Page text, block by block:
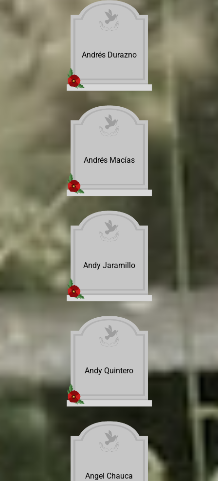
Andrés Durazno
Andrés Macías
Andy Jaramillo
Andy Quintero
Angel Chauca